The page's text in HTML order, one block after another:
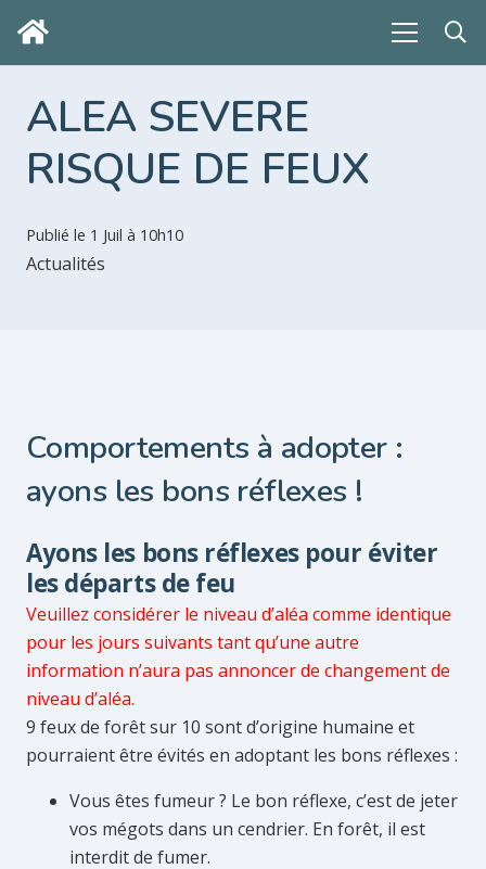
ALEA SEVERE
RISQUE DE FEUX
Publié le 1 Juil à 10h10
Actualités
Comportements à adopter :
ayons les bons réflexes !
Ayons les bons réflexes pour éviter
les départs de feu
Veuillez considérer le niveau d’aléa comme identique
pour les jours suivants tant qu’une autre
information n’aura pas annoncer de changement de
niveau d’aléa.
9 feux de forêt sur 10 sont d’origine humaine et
pourraient être évités en adoptant les bons réflexes :
Vous êtes fumeur ? Le bon réflexe, c’est de jeter
vos mégots dans un cendrier. En forêt, il est
interdit de fumer.